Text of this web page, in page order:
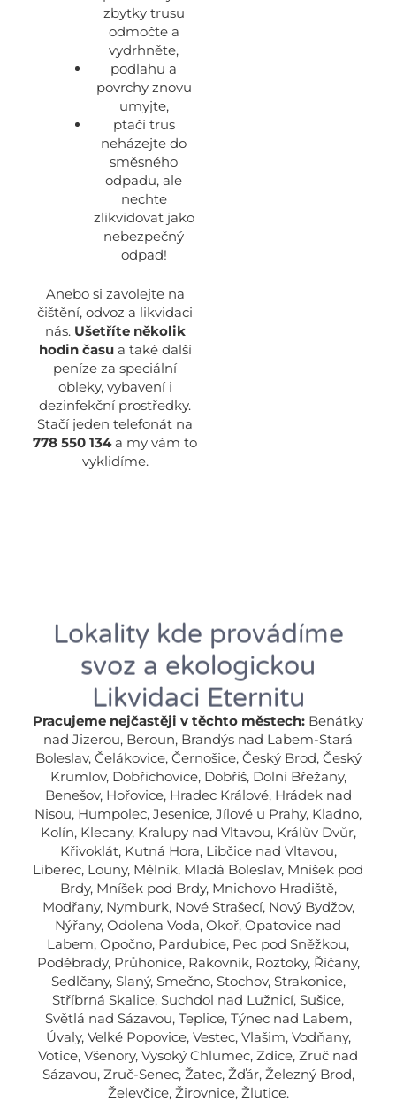
zbytky trusu
odmočte a
vydrhněte,
podlahu a
povrchy znovu
umyjte,
ptačí trus
neházejte do
směsného
odpadu, ale
nechte
zlikvidovat jako
nebezpečný
odpad!
Anebo si zavolejte na
čištění, odvoz a likvidaci
nás. Ušetříte několik
hodin časua také další
peníze za speciální
obleky, vybavení i
dezinfekční prostředky.
Stačí jeden telefonát na
778 550 134a my vám to
vyklidíme.
Lokality kde provádíme
svoz a ekologickou
Likvidaci Eternitu
Pracujeme nejčastěji v těchto městech: Benátky
nad Jizerou, Beroun, Brandýs nad Labem-Stará
Boleslav, Čelákovice, Černošice, Český Brod, Český
Krumlov, Dobřichovice, Dobříš, Dolní Břežany,
Benešov, Hořovice, Hradec Králové, Hrádek nad
Nisou, Humpolec, Jesenice, Jílové u Prahy, Kladno,
Kolín, Klecany, Kralupy nad Vltavou, Králův Dvůr,
Křivoklát, Kutná Hora, Libčice nad Vltavou,
Liberec, Louny, Mělník, Mladá Boleslav, Mníšek pod
Brdy, Mníšek pod Brdy, Mnichovo Hradiště,
Modřany, Nymburk, Nové Strašecí, Nový Bydžov,
Nýřany, Odolena Voda, Okoř, Opatovice nad
Labem, Opočno, Pardubice, Pec pod Sněžkou,
Poděbrady, Průhonice, Rakovník, Roztoky, Říčany,
Sedlčany, Slaný, Smečno, Stochov, Strakonice,
Stříbrná Skalice, Suchdol nad Lužnicí, Sušice,
Světlá nad Sázavou, Teplice, Týnec nad Labem,
Úvaly, Velké Popovice, Vestec, Vlašim, Vodňany,
Votice, Všenory, Vysoký Chlumec, Zdice, Zruč nad
Sázavou, Zruč-Senec, Žatec, Žďár, Železný Brod,
Želevčice, Žirovnice, Žlutice.